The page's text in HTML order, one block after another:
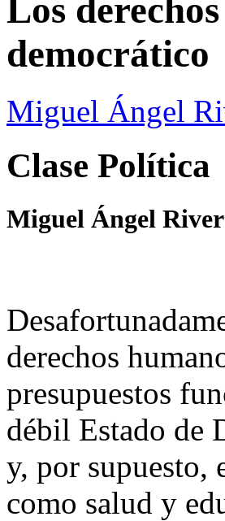
Los
democrático
Miguel Ángel
Clase Política
Miguel Ángel
derechos
presupuestos
débil Estado de
y, por supuesto,
como salud y